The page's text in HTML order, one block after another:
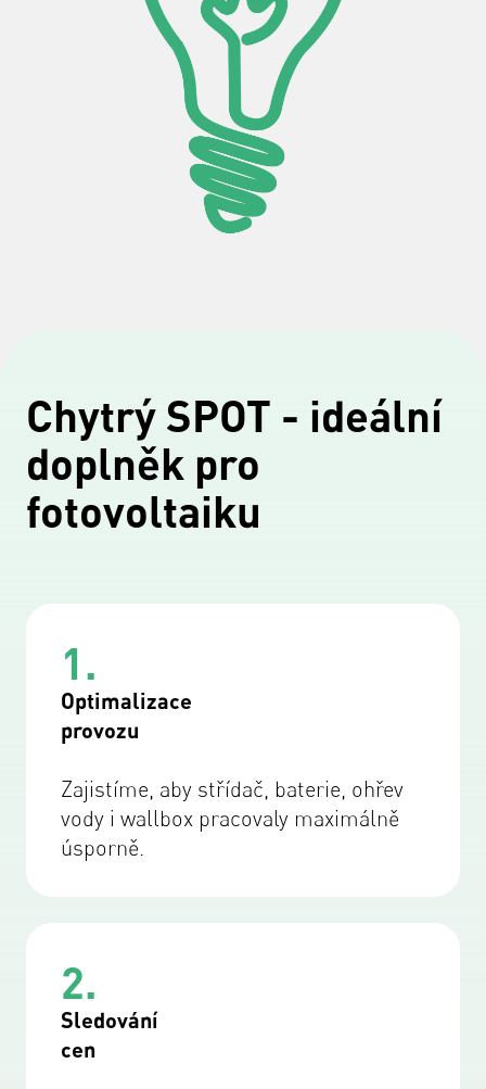
Chytrý SPOT - ideální
doplněk pro
fotovoltaiku
1.
Optimalizace
provozu
Zajistíme, aby střídač, baterie, ohřev
vody i wallbox pracovaly maximálně
úsporně.
2.
Sledování
cen